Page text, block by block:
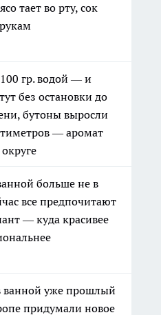
тает во рту, сок
гр. водой — и
без остановки до
бутоны выросли
— аромат
больше не в
все предпочитают
— куда красивее
ванной уже прошлый
придумали новое